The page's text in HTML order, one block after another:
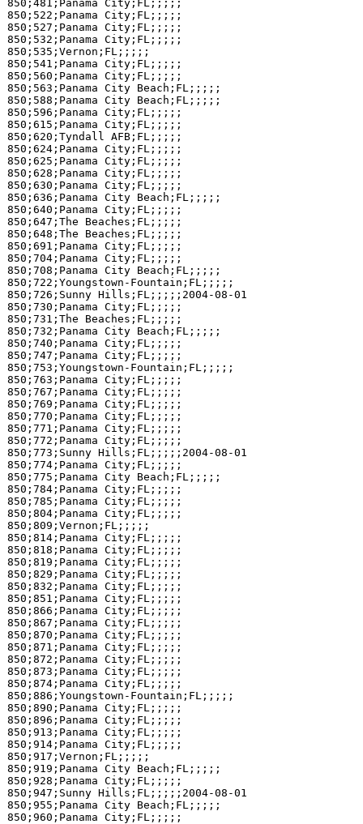
850;481;Panama City;FL;;;;;
850;522;Panama City;FL;;;;;
850;527;Panama City;FL;;;;;
850;532;Panama City;FL;;;;;
850;535;Vernon;FL;;;;;
850;541;Panama City;FL;;;;;
850;560;Panama City;FL;;;;;
850;563;Panama City Beach;FL;;;;;
850;588;Panama City Beach;FL;;;;;
850;596;Panama City;FL;;;;;
850;615;Panama City;FL;;;;;
850;620;Tyndall AFB;FL;;;;;
850;624;Panama City;FL;;;;;
850;625;Panama City;FL;;;;;
850;628;Panama City;FL;;;;;
850;630;Panama City;FL;;;;;
850;636;Panama City Beach;FL;;;;;
850;640;Panama City;FL;;;;;
850;647;The Beaches;FL;;;;;
850;648;The Beaches;FL;;;;;
850;691;Panama City;FL;;;;;
850;704;Panama City;FL;;;;;
850;708;Panama City Beach;FL;;;;;
850;722;Youngstown-Fountain;FL;;;;;
850;726;Sunny Hills;FL;;;;;2004-08-01
850;730;Panama City;FL;;;;;
850;731;The Beaches;FL;;;;;
850;732;Panama City Beach;FL;;;;;
850;740;Panama City;FL;;;;;
850;747;Panama City;FL;;;;;
850;753;Youngstown-Fountain;FL;;;;;
850;763;Panama City;FL;;;;;
850;767;Panama City;FL;;;;;
850;769;Panama City;FL;;;;;
850;770;Panama City;FL;;;;;
850;771;Panama City;FL;;;;;
850;772;Panama City;FL;;;;;
850;773;Sunny Hills;FL;;;;;2004-08-01
850;774;Panama City;FL;;;;;
850;775;Panama City Beach;FL;;;;;
850;784;Panama City;FL;;;;;
850;785;Panama City;FL;;;;;
850;804;Panama City;FL;;;;;
850;809;Vernon;FL;;;;;
850;814;Panama City;FL;;;;;
850;818;Panama City;FL;;;;;
850;819;Panama City;FL;;;;;
850;829;Panama City;FL;;;;;
850;832;Panama City;FL;;;;;
850;851;Panama City;FL;;;;;
850;866;Panama City;FL;;;;;
850;867;Panama City;FL;;;;;
850;870;Panama City;FL;;;;;
850;871;Panama City;FL;;;;;
850;872;Panama City;FL;;;;;
850;873;Panama City;FL;;;;;
850;874;Panama City;FL;;;;;
850;886;Youngstown-Fountain;FL;;;;;
850;890;Panama City;FL;;;;;
850;896;Panama City;FL;;;;;
850;913;Panama City;FL;;;;;
850;914;Panama City;FL;;;;;
850;917;Vernon;FL;;;;;
850;919;Panama City Beach;FL;;;;;
850;928;Panama City;FL;;;;;
850;947;Sunny Hills;FL;;;;;2004-08-01
850;955;Panama City Beach;FL;;;;;
850;960;Panama City;FL;;;;;